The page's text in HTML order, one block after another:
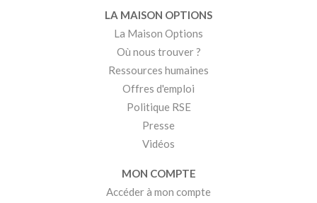
LA MAISON OPTIONS
La Maison Options
Où nous trouver ?
Ressources humaines
Offres d'emploi
Politique RSE
Presse
Vidéos
MON COMPTE
Accéder à mon compte